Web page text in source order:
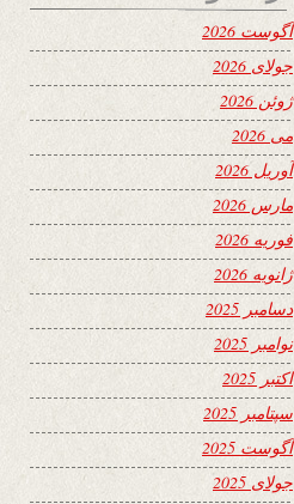
آگوست 2026
جولای 2026
ژوئن 2026
می 2026
آوریل 2026
مارس 2026
فوریه 2026
ژانویه 2026
دسامبر 2025
نوامبر 2025
اکتبر 2025
سپتامبر 2025
آگوست 2025
جولای 2025